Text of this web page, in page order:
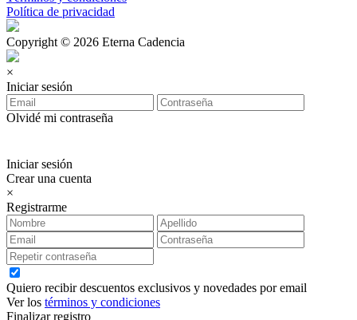
Política de privacidad
Copyright © 2026 Eterna Cadencia
×
Iniciar sesión
Olvidé mi contraseña
Iniciar sesión
Crear una cuenta
×
Registrarme
Quiero recibir descuentos exclusivos y novedades por email
Ver los términos y condiciones
Finalizar registro